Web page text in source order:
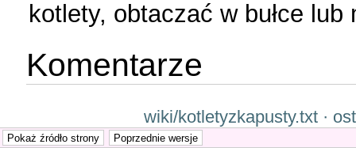
kotlety, obtaczać w bułce
Komentarze
wiki/kotletyzkapusty.txt ·